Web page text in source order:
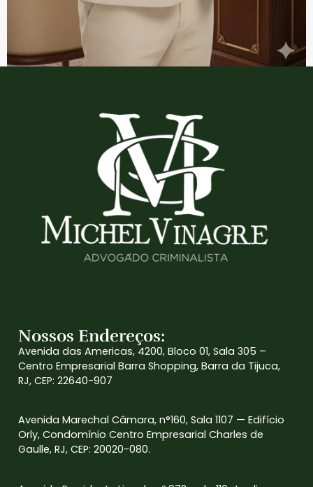
Nossos Endereços:
Avenida das Americas, 4200, Bloco 01, Sala 305 –
Centro Empresarial Barra Shopping, Barra da Tijuca,
RJ, CEP: 22640-907
Avenida Marechal Câmara, n°160, Sala 1107 — Edifício
Orly, Condomínio Centro Empresarial Charles de
Gaulle, RJ, CEP: 20020-080.